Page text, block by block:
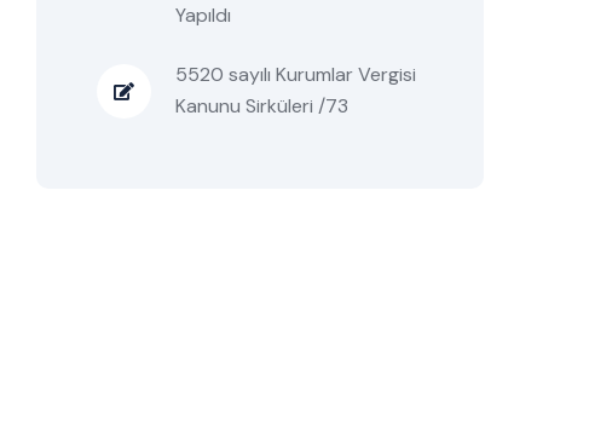
Yapıldı
5520 sayılı Kurumlar Vergisi
Kanunu Sirküleri /73